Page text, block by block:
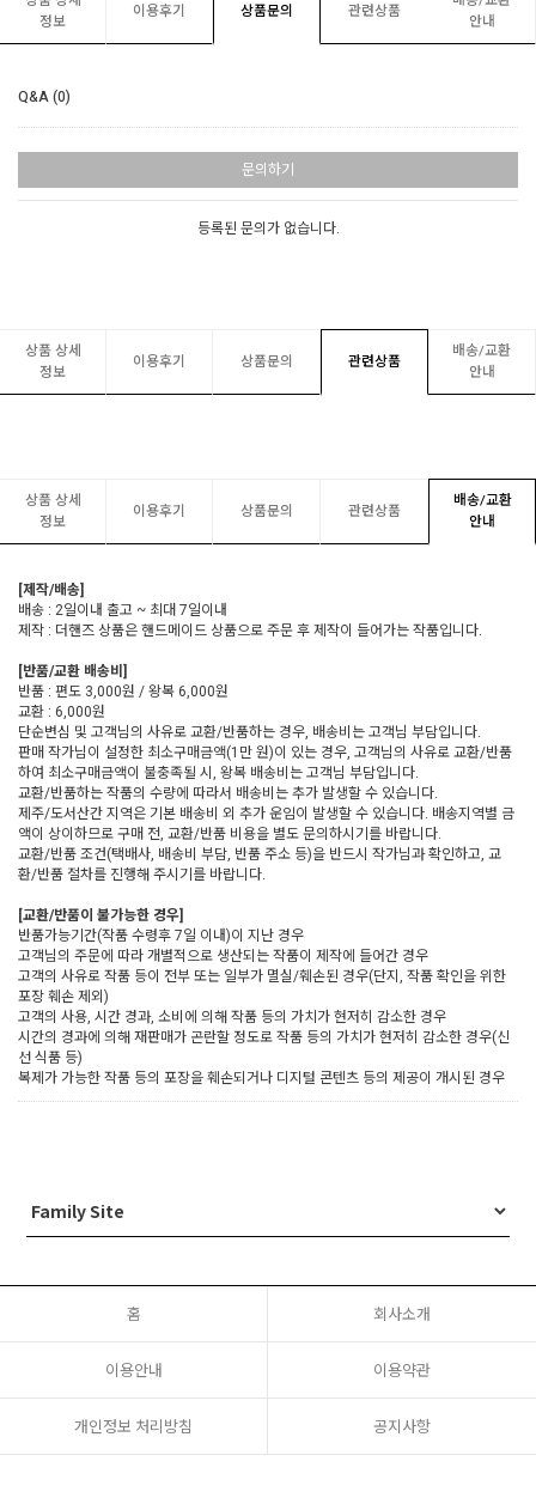
정보
이용후기 상품문의 관련상품
안내
Q&A (0)
문의하기
등록된 문의가 없습니다.
상품 상세
정보
이용후기 상품문의 관련상품
배송/교환
안내
상품 상세
정보
이용후기 상품문의 관련상품
배송/교환
안내
[제작/배송]
배송 : 2일이내 출고 ~ 최대 7일이내
제작 : 더핸즈 상품은 핸드메이드 상품으로 주문 후 제작이 들어가는 작품입니다.
[반품/교환 배송비]
반품 : 편도 3,000원 / 왕복 6,000원
교환 : 6,000원
단순변심 및 고객님의 사유로 교환/반품하는 경우, 배송비는 고객님 부담입니다.
판매 작가님이 설정한 최소구매금액(1만 원)이 있는 경우, 고객님의 사유로 교환/반품
하여 최소구매금액이 불충족될 시, 왕복 배송비는 고객님 부담입니다.
교환/반품하는 작품의 수량에 따라서 배송비는 추가 발생할 수 있습니다.
제주/도서산간 지역은 기본 배송비 외 추가 운임이 발생할 수 있습니다. 배송지역별 금
액이 상이하므로 구매 전, 교환/반품 비용을 별도 문의하시기를 바랍니다.
교환/반품 조건(택배사, 배송비 부담, 반품 주소 등)을 반드시 작가님과 확인하고, 교
환/반품 절차를 진행해 주시기를 바랍니다.
[교환/반품이 불가능한 경우]
반품가능기간(작품 수령후 7일 이내)이 지난 경우
고객님의 주문에 따라 개별적으로 생산되는 작품이 제작에 들어간 경우
고객의 사유로 작품 등이 전부 또는 일부가 멸실/훼손된 경우(단지, 작품 확인을 위한
포장 훼손 제외)
고객의 사용, 시간 경과, 소비에 의해 작품 등의 가치가 현저히 감소한 경우
시간의 경과에 의해 재판매가 곤란할 정도로 작품 등의 가치가 현저히 감소한 경우(신
선 식품 등)
복제가 가능한 작품 등의 포장을 훼손되거나 디지털 콘텐츠 등의 제공이 개시된 경우
홈 회사소개
이용안내 이용약관
개인정보 처리방침 공지사항